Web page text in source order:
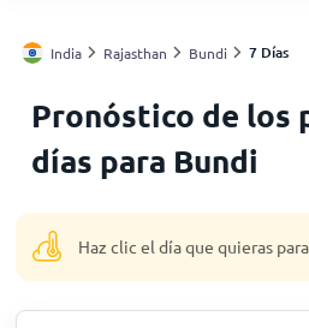
Argentina
Mis ubicaciones
India Rajasthan Bundi 7 Días
Pronóstico de los
días para Bundi
Haz clic el día que quieras